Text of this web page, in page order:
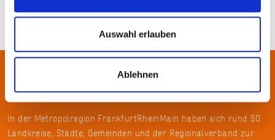
Auswahl erlauben
Ablehnen
Über uns
In der Metropolregion FrankfurtRheinMain haben sich rund 50
Landkreise, Städte, Gemeinden und der Regionalverband zur